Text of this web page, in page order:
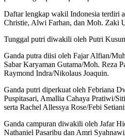
Daftar lengkap wakil Indonesia terdiri
Christie, Alwi Farhan, dan Moh. Zaki
Tunggal putri diwakili oleh Putri
Ganda putra diisi oleh Fajar Alfian/
Sabar Karyaman Gutama/Moh. Reza
Raymond Indra/Nikolaus Joaquin.
Ganda putri diperkuat oleh Febriana
Puspitasari, Amallia Cahaya Pratiwi/
serta Rachel Allessya Rose/Febi
Ganda campuran diwakili oleh Jafar
Nathaniel Pasaribu dan Amri